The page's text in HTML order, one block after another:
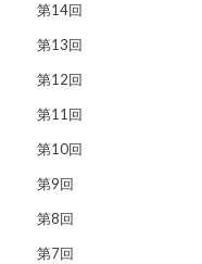
第14回
第13回
第12回
第11回
第10回
第9回
第8回
第7回